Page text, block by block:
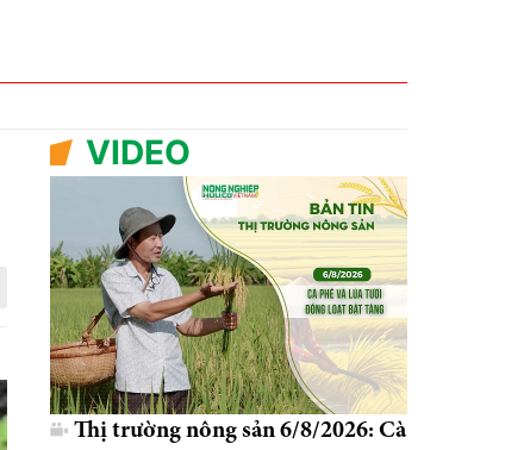
VIDEO
Thị trường nông sản 6/8/2026: Cà